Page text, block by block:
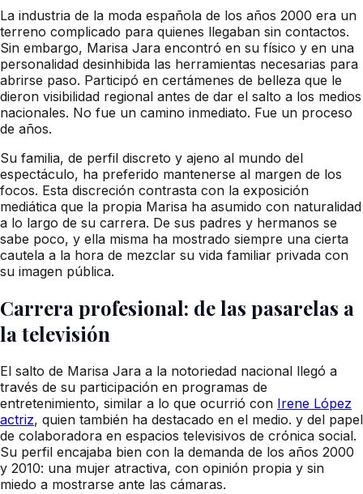
La industria de la moda española de los años 2000 era un
terreno complicado para quienes llegaban sin contactos.
Sin embargo, Marisa Jara encontró en su físico y en una
personalidad desinhibida las herramientas necesarias para
abrirse paso. Participó en certámenes de belleza que le
dieron visibilidad regional antes de dar el salto a los medios
nacionales. No fue un camino inmediato. Fue un proceso
de años.
Su familia, de perfil discreto y ajeno al mundo del
espectáculo, ha preferido mantenerse al margen de los
focos. Esta discreción contrasta con la exposición
mediática que la propia Marisa ha asumido con naturalidad
a lo largo de su carrera. De sus padres y hermanos se
sabe poco, y ella misma ha mostrado siempre una cierta
cautela a la hora de mezclar su vida familiar privada con
su imagen pública.
Carrera profesional: de las pasarelas a
la televisión
El salto de Marisa Jara a la notoriedad nacional llegó a
través de su participación en programas de
entretenimiento, similar a lo que ocurrió con Irene López
actriz, quien también ha destacado en el medio. y del papel
de colaboradora en espacios televisivos de crónica social.
Su perfil encajaba bien con la demanda de los años 2000
y 2010: una mujer atractiva, con opinión propia y sin
miedo a mostrarse ante las cámaras.